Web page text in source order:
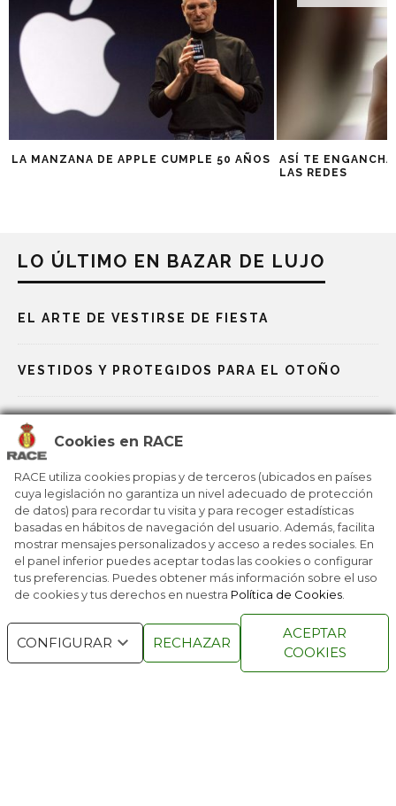
Cookies en RACE
RACE utiliza cookies propias y de terceros (ubicados en países
cuya legislación no garantiza un nivel adecuado de protección
de datos) para recordar tu visita y para recoger estadísticas
basadas en hábitos de navegación del usuario. Además, facilita
mostrar mensajes personalizados y acceso a redes sociales. En
el panel inferior puedes aceptar todas las cookies o configurar
tus preferencias. Puedes obtener más información sobre el uso
de cookies y tus derechos en nuestra Política de Cookies
CONFIGURAR RECHAZAR
ACEPTAR
COOKIES
LA MANZANA DE APPLE CUMPLE 50 AÑOS
ASÍ TE
LAS REDES
LO ÚLTIMO EN BAZAR DE LUJO
EL ARTE DE VESTIRSE DE FIESTA
VESTIDOS Y PROTEGIDOS PARA EL OTOÑO
UNA MIRADA AL VERANO CON ESTILO
¿QUIÉN DIJO QUE UN PICNIC NO ES UN LUJO?
UN ESCRITORIO PARA DAR ENVIDIA
TODOS LOS DERECHOS
RESERVADOS